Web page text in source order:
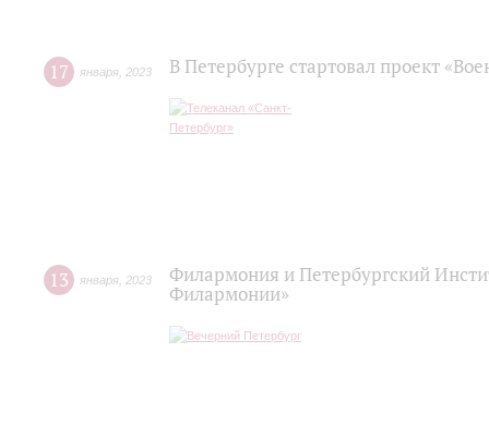
17 января 2023 В Петербурге стартовал проект
13 января 2023
Филармония и Петербургский
Филармонии»